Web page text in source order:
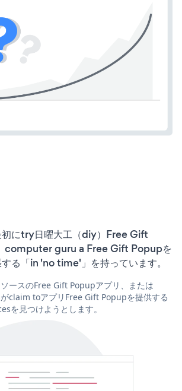
初にtry日曜大工（diy）Free Gift
computer guru a Free Gift Popupを
る「in 'no time'」を持っています。
ースのFree Gift Popupアプリ、または
claim toアプリFree Gift Popupを提供する
を見つけようとします。